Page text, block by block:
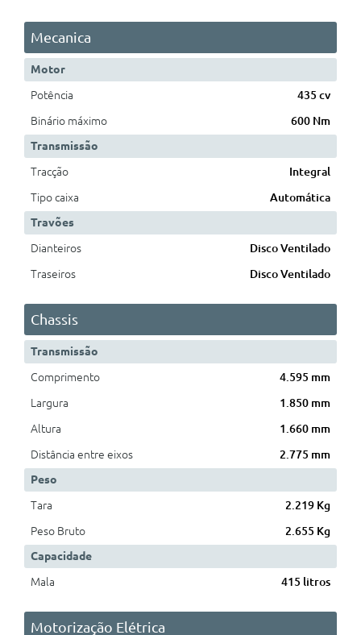
Mecanica
Motor
Potência
435 cv
Binário máximo
600 Nm
Transmissão
Tracção
Integral
Tipo caixa
Automática
Travões
Dianteiros
Disco Ventilado
Traseiros
Disco Ventilado
Chassis
Transmissão
Comprimento
4.595 mm
Largura
1.850 mm
Altura
1.660 mm
Distância entre eixos
2.775 mm
Peso
Tara
2.219 Kg
Peso Bruto
2.655 Kg
Capacidade
Mala
415 litros
Motorização Elétrica